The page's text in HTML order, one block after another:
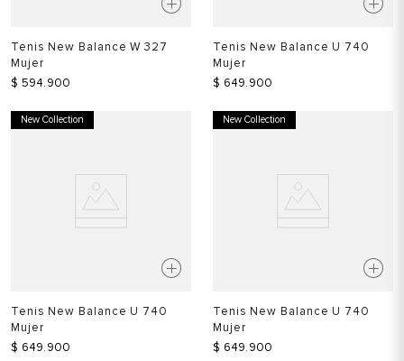
Tenis New Balance W 327
Mujer
$ 594.900
Tenis New Balance U 740
Mujer
$ 649.900
New Collection
Tenis New Balance U 740
Mujer
$ 649.900
New Collection
Tenis New Balance U 740
Mujer
$ 649.900